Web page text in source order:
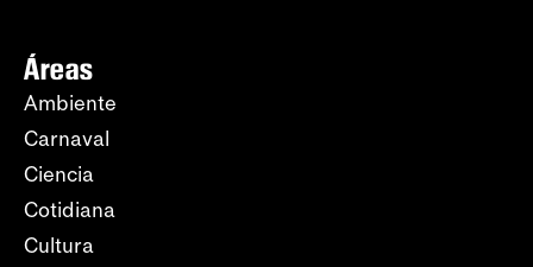
Áreas
Ambiente
Carnaval
Ciencia
Cotidiana
Cultura